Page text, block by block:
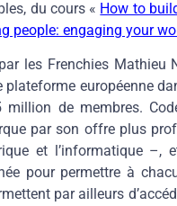
du cours « How to
people: engaging your
les Frenchies Mathieu
européenne
de membres.
par son offre plus
et l’informatique –,
pour permettre à
par ailleurs